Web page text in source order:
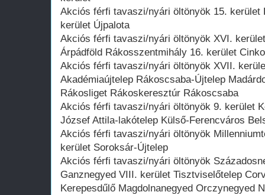
Akciós férfi tavaszi/nyári öltönyök 15. kerület
kerület Újpalota
Akciós férfi tavaszi/nyári öltönyök XVI.
Árpádföld Rákosszentmihály 16. kerület
Akciós férfi tavaszi/nyári öltönyök XVII.
Akadémiaújtelep Rákoscsaba-Újtelep
Rákosliget Rákoskeresztúr Rákoscsaba
Akciós férfi tavaszi/nyári öltönyök 9. kerület
József Attila-lakótelep Külső-Ferencváros
Akciós férfi tavaszi/nyári öltönyök
kerület Soroksár-Újtelep
Akciós férfi tavaszi/nyári öltönyök
Ganznegyed VIII. kerület Tisztviselőtelep
Kerepesdűlő Magdolnanegyed Orczynegyed